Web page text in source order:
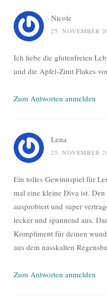
Nicole
25. NOVEMBER
Ich liebe die glutenfreien
und die Apfel‑Zimt Flakes
Zum Antworten anmelden
Lena
25. NOVEMBER
Ein tolles Gewinnspiel für
mal eine kleine Diva ist.
ausprobiert und super
lecker und spannend aus.
Kompliment für deinen
aus dem nasskalten
Zum Antworten anmelden